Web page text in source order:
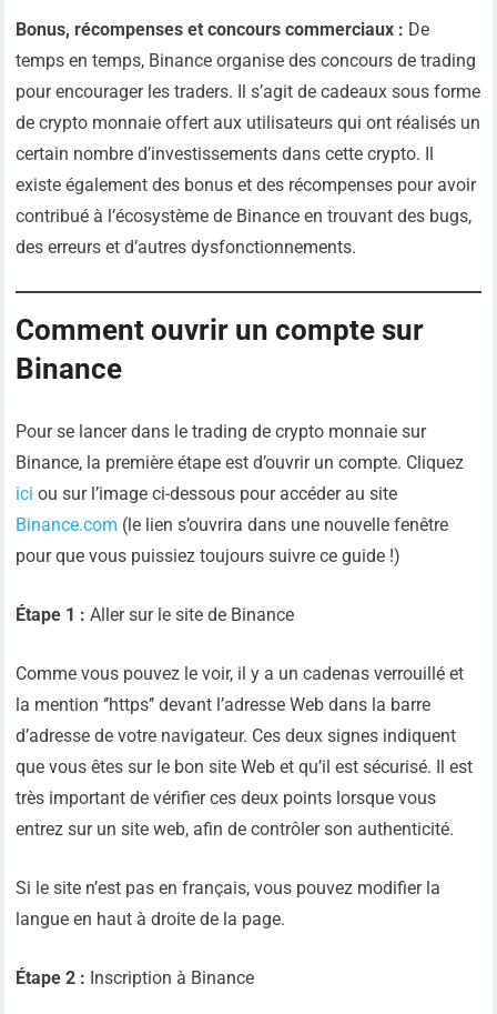
Bonus, récompenses et concours commerciaux : De
temps en temps, Binance organise des concours de trading
pour encourager les traders. Il s’agit de cadeaux sous forme
de crypto monnaie offert aux utilisateurs qui ont réalisés un
certain nombre d’investissements dans cette crypto. Il
existe également des bonus et des récompenses pour avoir
contribué à l’écosystème de Binance en trouvant des bugs,
des erreurs et d’autres dysfonctionnements.
Comment ouvrir un compte sur
Binance
Pour se lancer dans le trading de crypto monnaie sur
Binance, la première étape est d’ouvrir un compte. Cliquez
ici ou sur l’image ci-dessous pour accéder au site
Binance.com (le lien s’ouvrira dans une nouvelle fenêtre
pour que vous puissiez toujours suivre ce guide !)
Étape 1 : Aller sur le site de Binance
Comme vous pouvez le voir, il y a un cadenas verrouillé et
la mention ‘’https’’ devant l’adresse Web dans la barre
d’adresse de votre navigateur. Ces deux signes indiquent
que vous êtes sur le bon site Web et qu’il est sécurisé. Il est
très important de vérifier ces deux points lorsque vous
entrez sur un site web, afin de contrôler son authenticité.
Si le site n’est pas en français, vous pouvez modifier la
langue en haut à droite de la page.
Étape 2 : Inscription à Binance